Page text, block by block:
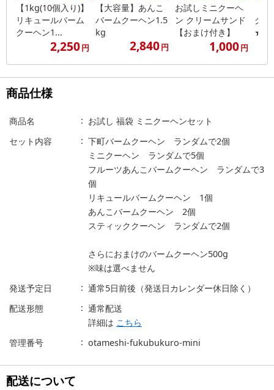
【1kg(10個入り)】
リキュールバーム
クーヘン1...
2,250円
【大容量】あんこ
バームクーヘン1.5
kg
2,840円
お試しミニクーヘ
ン クリームサンド
【おまけ付き】
1,000円
ク
★工
商品仕様
商品名
お試し 福袋 ミニクーヘンセット
セット内容
下町バームクーヘン ランダムで2個
ミニクーヘン ランダムで5個
フルーツあんこバームクーヘン ランダムで3
個
リキュールバームクーヘン 1個
あんこバームクーヘン 2個
スティッククーヘン ランダムで2個
さらにおまけのバームクーヘン500g
※味は選べません
発送予定日
通常5日前後（発送日カレンダー休日除く）
配送形態
通常配送
詳細は こちら
管理番号
otameshi-fukubukuro-mini
配送について